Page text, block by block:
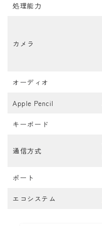
処理能力
カメラ
オーディオ
Apple Pencil
キーボード
通信方式
ポート
エコシステム